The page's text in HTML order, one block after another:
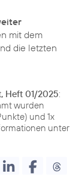
mit dem
die letzten
Heft 01/2025:
wurden
und 1x
unter